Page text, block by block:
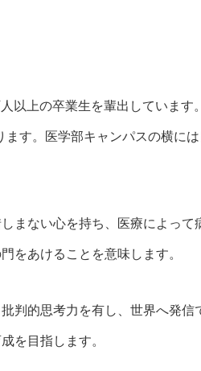
以上の卒業生を輩出しています
す。医学部キャンパスの横には
まない心を持ち、医療によって
をあけることを意味します。
判的思考力を有し、世界へ発信
を目指します。